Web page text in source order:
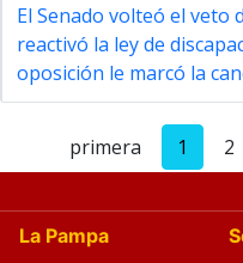
El Senado volteó el veto
reactivó la ley de
oposición le marcó la
primera 1 2
La Pampa